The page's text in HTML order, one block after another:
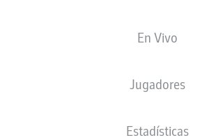
En Vivo
Jugadores
Estadísticas